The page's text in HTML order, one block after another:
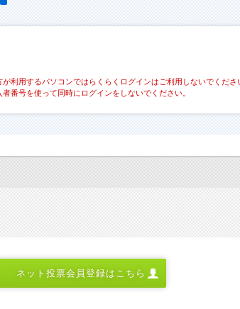
利用するパソコンではらくらくログインはご利用しないでくださ
番号を使って同時にログインをしないでください。
ネット投票会員登録はこちら